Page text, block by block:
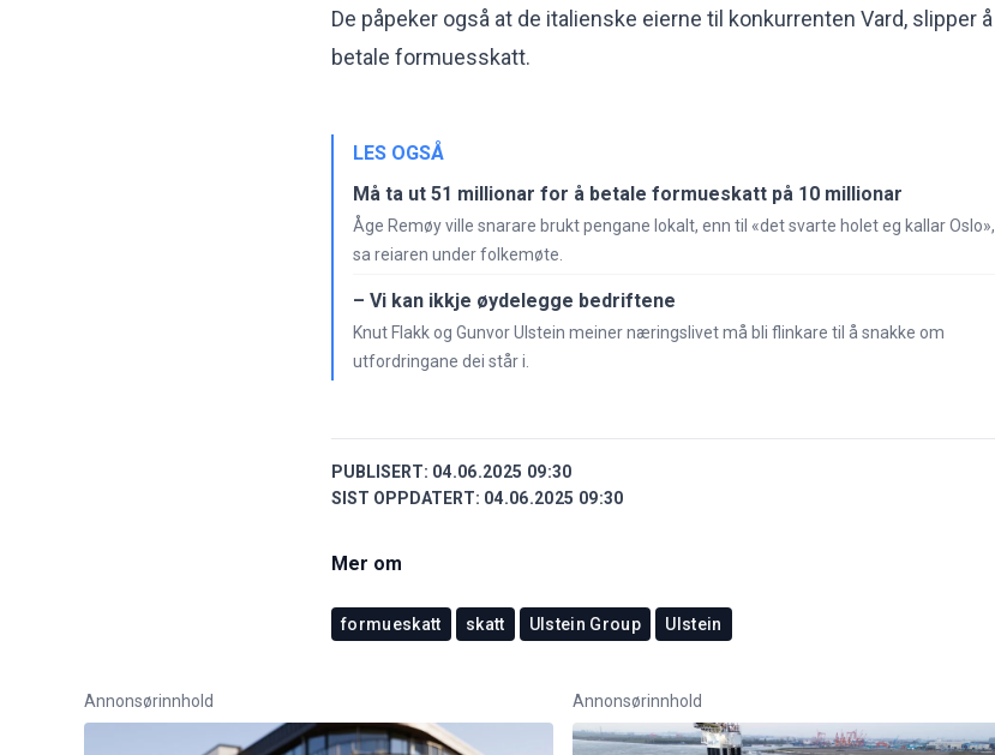
De påpeker også at de italienske eierne til konkurrenten Vard, slipper å
betale formuesskatt.
LES OGSÅ
Må ta ut 51 millionar for å betale formueskatt på 10 millionar
Åge Remøy ville snarare brukt pengane lokalt, enn til «det svarte holet eg kallar Oslo»,
sa reiaren under folkemøte.
– Vi kan ikkje øydelegge bedriftene
Knut Flakk og Gunvor Ulstein meiner næringslivet må bli flinkare til å snakke om
utfordringane dei står i.
PUBLISERT: 04.06.2025 09:30
SIST OPPDATERT: 04.06.2025 09:30
Mer om
formueskatt skatt Ulstein Group Ulstein
Annonsørinnhold Annonsørinnhold